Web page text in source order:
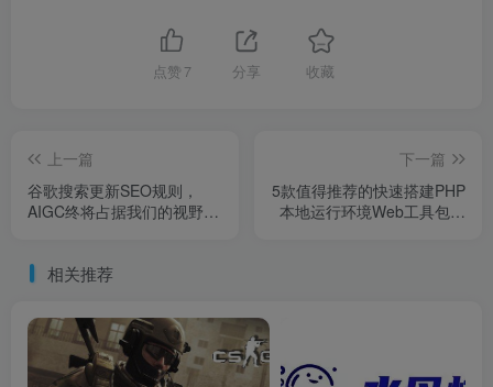
点赞 7 分享 收藏
上一篇
谷歌搜索更新SEO规则，
AIGC终将占据我们的视野色
绘画作品
下一篇
5款值得推荐的快速搭建PHP
本地运行环境Web工具包超
相关推荐